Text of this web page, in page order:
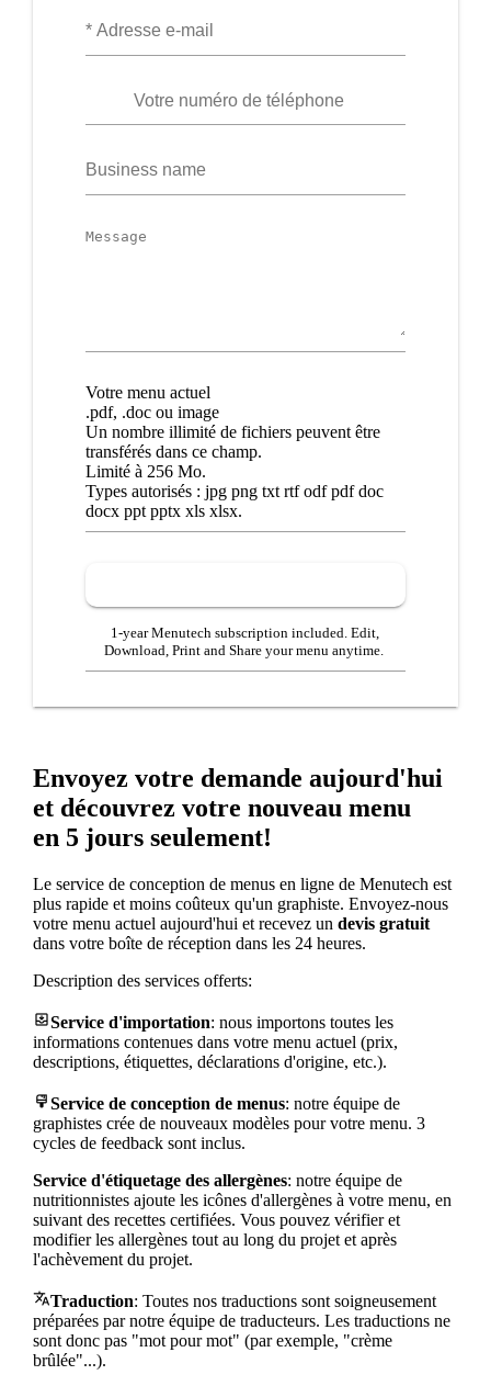
Votre
Numéro
Business
Message
Menu
actuel
Votre menu actuel
.pdf, .doc ou image
Un nombre illimité de fichiers peuvent être
transférés dans ce champ.
Limité à 256 Mo.
Types autorisés : jpg png txt rtf odf pdf doc
docx ppt pptx xls xlsx.
1-year Menutech subscription included. Edit,
Download, Print and Share your menu anytime.
Envoyez votre demande aujourd'hui
et découvrez votre nouveau menu
en 5 jours seulement!
Le service de conception de menus en ligne de Menutech est
plus rapide et moins coûteux qu'un graphiste. Envoyez-nous
votre menu actuel aujourd'hui et recevez un devis gratuit
dans votre boîte de réception dans les 24 heures.
Description des services offerts:
move_to_inboxService d'importation: nous importons toutes les
informations contenues dans votre menu actuel (prix,
descriptions, étiquettes, déclarations d'origine, etc.).
format_paintService de conception de menus: notre équipe de
graphistes crée de nouveaux modèles pour votre menu. 3
cycles de feedback sont inclus.
Service d'étiquetage des allergènes: notre équipe de
nutritionnistes ajoute les icônes d'allergènes à votre menu, en
suivant des recettes certifiées. Vous pouvez vérifier et
modifier les allergènes tout au long du projet et après
l'achèvement du projet.
translateTraduction: Toutes nos traductions sont soigneusement
préparées par notre équipe de traducteurs. Les traductions ne
sont donc pas "mot pour mot" (par exemple, "crème
brûlée"...).